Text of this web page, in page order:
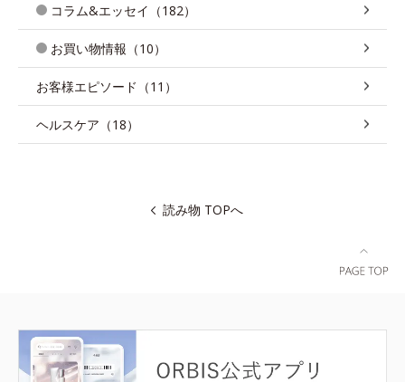
コラム&エッセイ（182）
お買い物情報（10）
お客様エピソード（11）
ヘルスケア（18）
読み物 TOPへ